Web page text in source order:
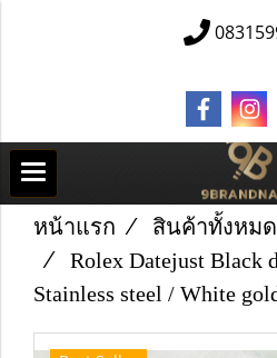
หน้าแรก สินค้าทั้งหมด
Rolex Datejust Black
Stainless steel / White